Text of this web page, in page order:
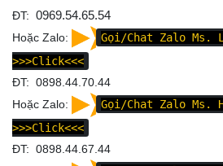
ĐT: 0969.54.65.54
Hoặc Zalo:
Gọi/Chat Zalo Ms.
>>>Click<<<
ĐT: 0898.44.70.44
Hoặc Zalo:
Gọi/Chat Zalo Ms.
>>>Click<<<
ĐT: 0898.44.67.44